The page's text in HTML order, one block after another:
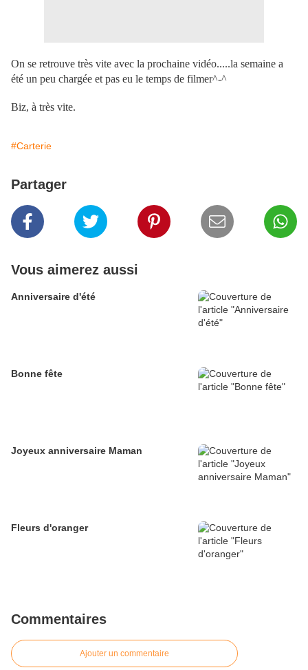
On se retrouve très vite avec la prochaine vidéo.....la semaine a
été un peu chargée et pas eu le temps de filmer^-^
Biz, à très vite.
#Carterie
Partager
Vous aimerez aussi
Anniversaire d'été
Bonne fête
Joyeux anniversaire Maman
Fleurs d'oranger
Commentaires
Ajouter un commentaire